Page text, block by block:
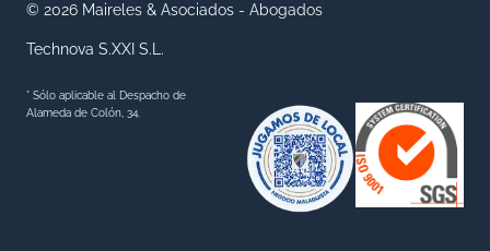
© 2026 Maireles & Asociados - Abogados
Technova S.XXI S.L.
* Sólo aplicable al Despacho de
Alameda de Colón, 34.